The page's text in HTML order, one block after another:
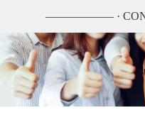
—————— ·